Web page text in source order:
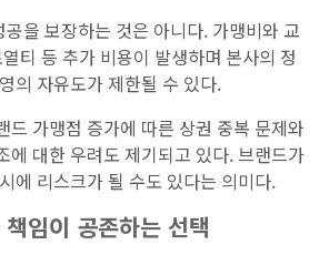
을 보장하는 것은 아니다. 가맹비와 교
티 등 추가 비용이 발생하며 본사의 정
의 자유도가 제한될 수 있다.
드 가맹점 증가에 따른 상권 중복 문제와
에 대한 우려도 제기되고 있다. 브랜드가
에 리스크가 될 수도 있다는 의미다.
임이 공존하는 선택